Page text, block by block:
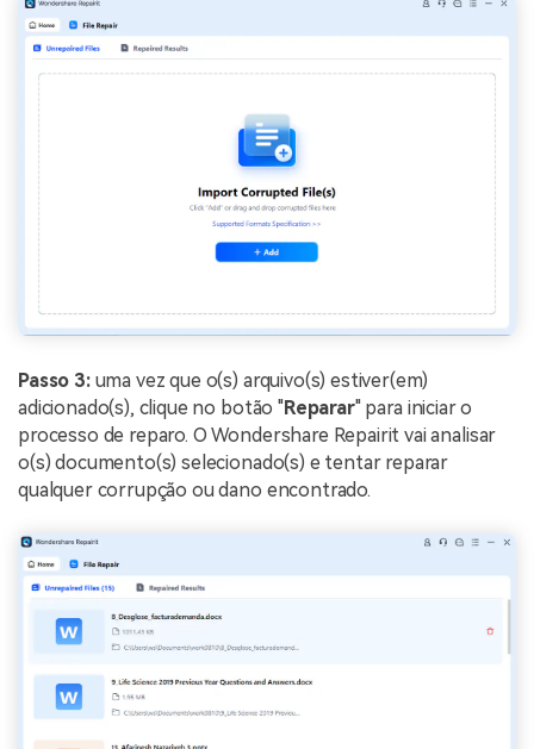
Passo 3:uma vez que o(s) arquivo(s) estiver(em)
adicionado(s), clique no botão "Reparar" para iniciar o
processo de reparo. O Wondershare Repairit vai analisar
o(s) documento(s) selecionado(s) e tentar reparar
qualquer corrupção ou dano encontrado.